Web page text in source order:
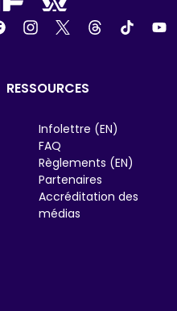
tab
tab
RESSOURCES
Infolettre (EN)
FAQ
Règlements (EN)
Partenaires
Accréditation des
médias